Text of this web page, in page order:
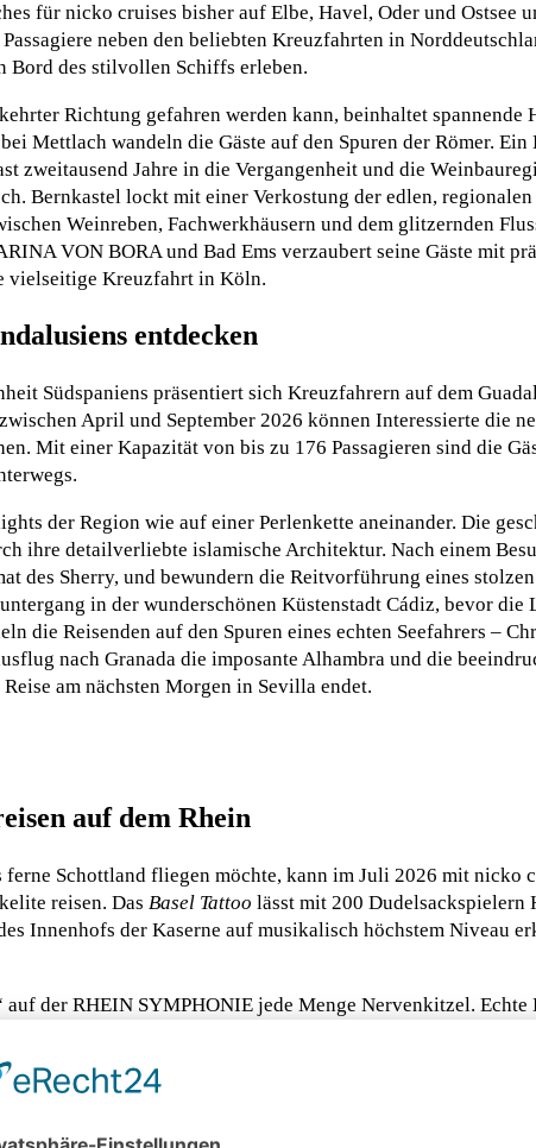
für nicko cruises bisher auf Elbe, Havel, Oder und Ostsee
neben den beliebten Kreuzfahrten in
Bord des stilvollen Schiffs erleben.
Richtung gefahren werden kann, beinhaltet spannende
Mettlach wandeln die Gäste auf den Spuren der Römer. Ein
zweitausend Jahre in die Vergangenheit und die
Bernkastel lockt mit einer Verkostung der edlen,
Weinreben, Fachwerkhäusern und dem glitzernden
VON BORA und Bad Ems verzaubert seine Gäste mit
vielseitige Kreuzfahrt in Köln.
entdecken
Südspaniens präsentiert sich Kreuzfahrern auf dem
April und September 2026 können Interessierte die
Mit einer Kapazität von bis zu 176 Passagieren sind die
der Region wie auf einer Perlenkette aneinander. Die
ihre detailverliebte islamische Architektur. Nach einem
des Sherry, und bewundern die Reitvorführung eines
in der wunderschönen Küstenstadt Cádiz, bevor
die Reisenden auf den Spuren eines echten Seefahrers –
nach Granada die imposante Alhambra und die
am nächsten Morgen in Sevilla endet.
auf dem Rhein
Schottland fliegen möchte, kann im Juli 2026 mit nicko
reisen. Das Basel Tattoo lässt mit 200 Dudelsackspielern
Innenhofs der Kaserne auf musikalisch höchstem Niveau
der RHEIN SYMPHONIE jede Menge Nervenkitzel.
Kreuzfahrt von Köln über Andernach und Straßburg
statt.
GAMA 2026/27